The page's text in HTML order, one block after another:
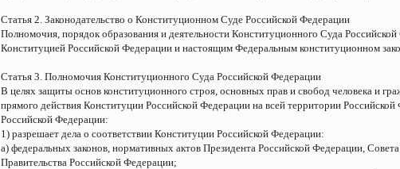
Статья 2. Законодательство о Конституционном Суде Российской Федерации
Полномочия, порядок образования и деятельности Конституционного Суда
Конституцией Российской Федерации и настоящим Федеральным конституционном
Статья 3. Полномочия Конституционного Суда Российской Федерации
В целях защиты основ конституционного строя, основных прав и свобод человека и
прямого действия Конституции Российской Федерации на всей территории
Российской Федерации:
1) разрешает дела о соответствии Конституции Российской Федерации:
а) федеральных законов, нормативных актов Президента Российской Федерации,
Правительства Российской Федерации;